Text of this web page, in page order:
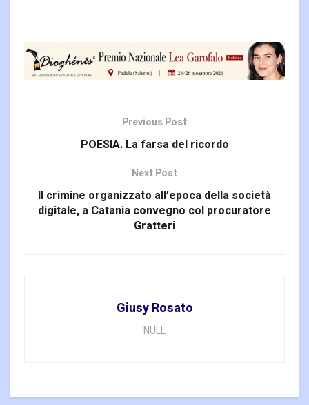
Previous Post
POESIA. La farsa del ricordo
Next Post
Il crimine organizzato all’epoca della società
digitale, a Catania convegno col procuratore
Gratteri
Giusy Rosato
NULL